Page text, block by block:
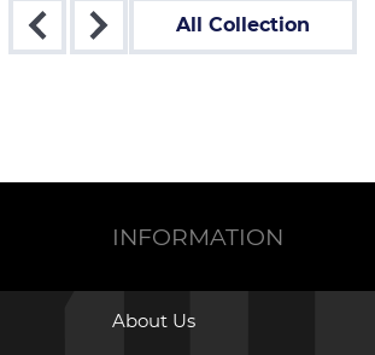
All Collection
INFORMATION
About Us